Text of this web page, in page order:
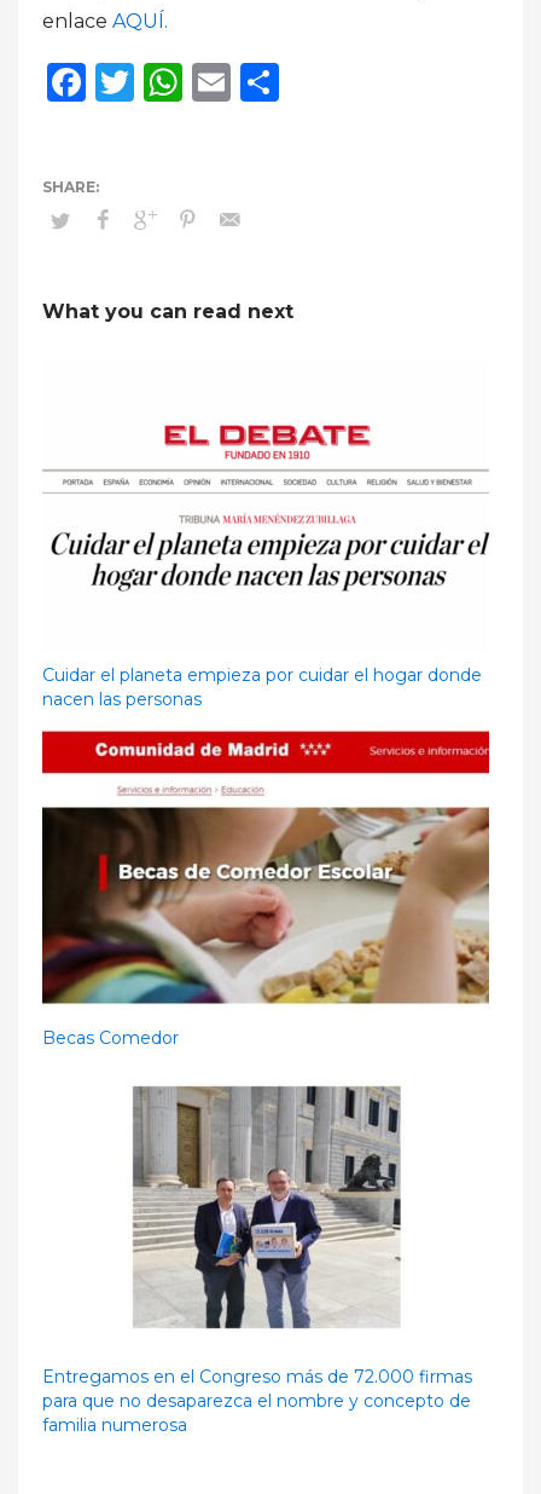
enlace AQUÍ.
Facebook
Twitter
WhatsApp
Email
What you can read next
Cuidar el planeta empieza por cuidar el hogar donde
nacen las personas
Becas Comedor
Entregamos en el Congreso más de 72.000 firmas
para que no desaparezca el nombre y concepto de
familia numerosa